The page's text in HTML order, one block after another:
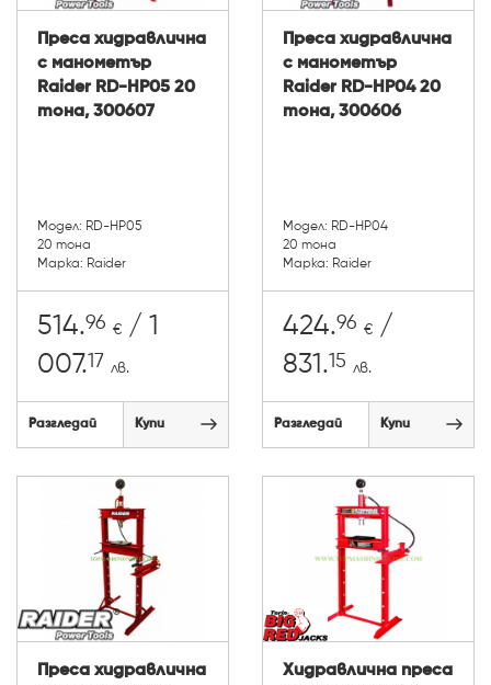
Преса хидравлична
с манометър
Raider RD-HP05 20
тонa, 300607
Модел: RD-HP05
20 тонa
Марка: Raider
514.96 € / 1
007.17 лв.
Разгледай Купи
Преса хидравлична
с манометър
Raider RD-HP04 20
тонa, 300606
Модел: RD-HP04
20 тонa
Марка: Raider
424.96 € /
831.15 лв.
Разгледай Купи
Преса хидравлична
Хидравлична преса